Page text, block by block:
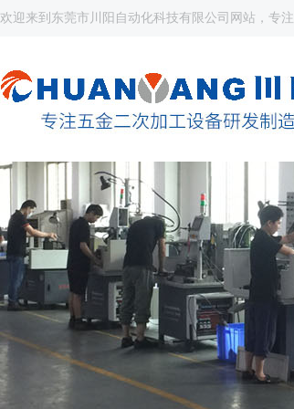
欢迎来到东莞市川阳自动化科技有限公司网站，专